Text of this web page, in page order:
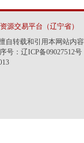
源交易平台（辽宁省）
自转载和引用本网站内容
号：辽ICP备09027512号